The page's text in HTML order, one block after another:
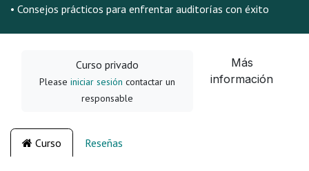
• Consejos prácticos para enfrentar auditorías con éxito
Curso privado
Pleaseiniciar sesión contactar un
responsable
Más
información
Curso Reseñas